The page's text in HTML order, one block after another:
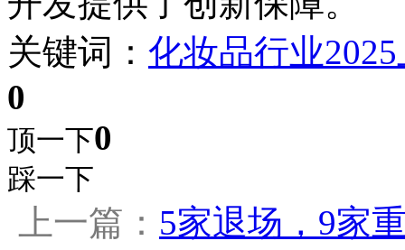
关键词： 化妆品行业2025
0
顶一下0
踩一下
上一篇： 5家退场，9家